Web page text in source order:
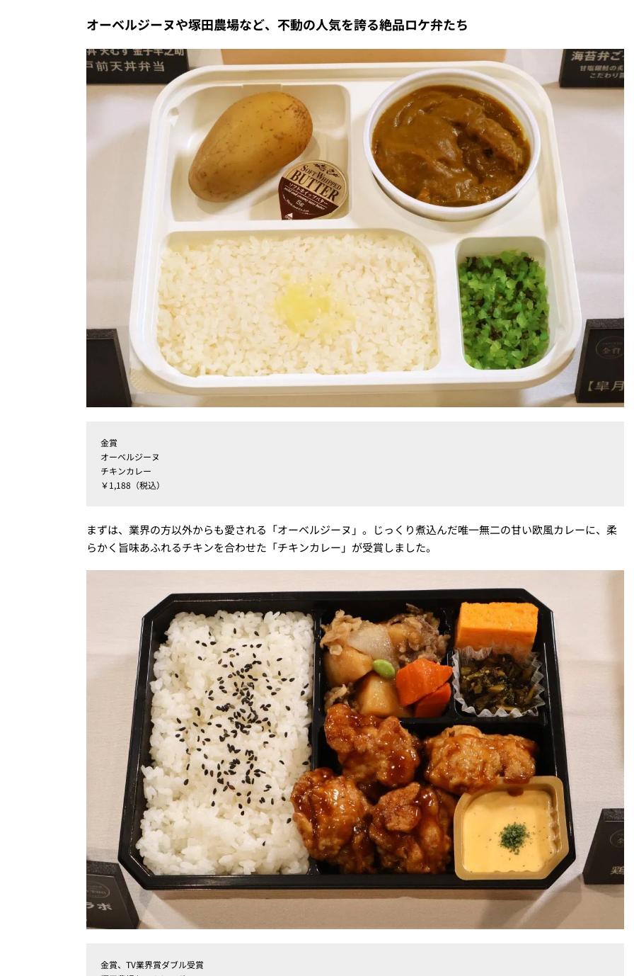
オーベルジーヌや塚田農場など、不動の人気を誇る絶品ロケ弁たち
金賞
オーベルジーヌ
チキンカレー
￥1,188（税込）
まずは、業界の方以外からも愛される「オーベルジーヌ」。じっくり煮込んだ唯一無二の甘い欧風カレーに、柔
らかく旨味あふれるチキンを合わせた「チキンカレー」が受賞しました。
金賞、TV業界賞ダブル受賞